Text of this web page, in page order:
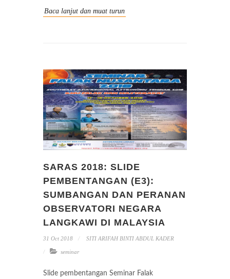
Baca lanjut dan muat turun
SARAS 2018: SLIDE
PEMBENTANGAN (E3):
SUMBANGAN DAN PERANAN
OBSERVATORI NEGARA
LANGKAWI DI MALAYSIA
31 Oct 2018 SITI ARIFAH BINTI ABDUL KADER
seminar
Slide pembentangan Seminar Falak